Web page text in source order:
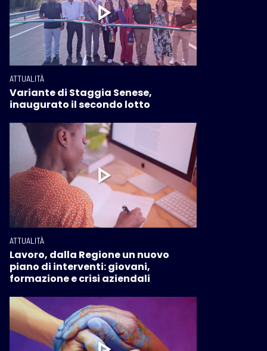
ATTUALITÀ
Variante di Staggia Senese,
inaugurato il secondo lotto
ATTUALITÀ
Lavoro, dalla Regione un nuovo
piano di interventi: giovani,
formazione e crisi aziendali